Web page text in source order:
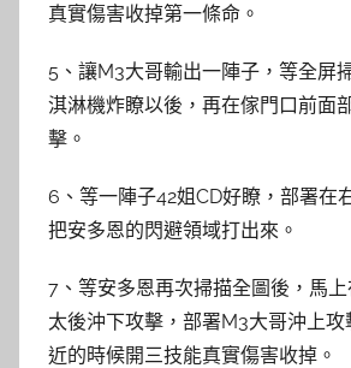
真實傷害收掉第一條命。
5、讓M3大哥輸出一陣子，等全屏
淇淋機炸瞭以後，再在傢門口前面
擊。
6、等一陣子42姐CD好瞭，部署在
把安多恩的閃避領域打出來。
7、等安多恩再次掃描全圖後，馬
太後沖下攻擊，部署M3大哥沖上
近的時候開三技能真實傷害收掉。